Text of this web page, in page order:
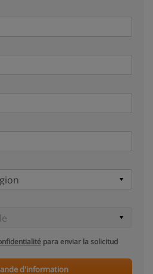
para enviar la solicitud
d'information